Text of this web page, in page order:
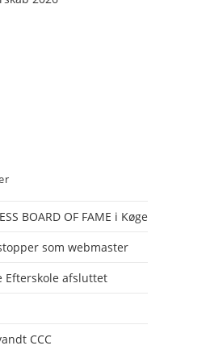
BOARD OF FAME i Køge
som webmaster
Efterskole afsluttet
CCC